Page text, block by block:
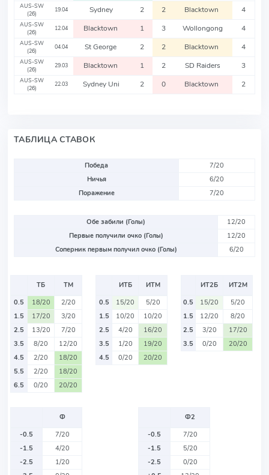
AUS-SW
(26)
19.04 Sydney 2 2 Blacktown 4
AUS-SW
(26)
12.04 Blacktown 1 3 Wollongong 4
AUS-SW
(26)
04.04 St George 2 2 Blacktown 4
AUS-SW
(26)
29.03 Blacktown 1 2 SD Raiders 3
AUS-SW
(26)
22.03 Sydney Uni 2 0 Blacktown 2
ТАБЛИЦА СТАВОК
Победа
7/20
Ничья
6/20
Поражение
7/20
Обе забили (Голы)
12/20
Первые получили очко (Голы)
12/20
Соперник первым получил очко (Голы)
6/20
ТБ
ТМ
0.5
18/20
2/20
1.5
17/20
3/20
2.5
13/20
7/20
3.5
8/20
12/20
4.5
2/20
18/20
5.5
2/20
18/20
6.5
0/20 20/20
ИТБ
ИТМ
0.5
15/20
5/20
1.5
10/20
10/20
2.5
4/20
16/20
3.5
1/20
19/20
4.5
0/20 20/20
ИТ2Б
ИТ2М
0.5
15/20
5/20
1.5
12/20
8/20
2.5
3/20
17/20
3.5
0/20 20/20
Ф
-0.5
7/20
-1.5
4/20
-2.5
1/20
Ф2
-0.5
7/20
-1.5
5/20
-2.5
0/20